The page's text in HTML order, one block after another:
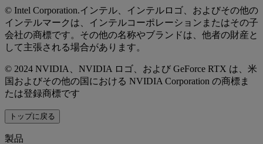
© Intel Corporation.インテル、インテルロゴ、およびその他の
インテルマークは、インテルコーポレーションまたはその子
会社の商標です。その他の名称やブランドは、他者の財産と
して主張される場合があります。
© 2024 NVIDIA、NVIDIA ロゴ、および GeForce RTX は、米
国およびその他の国における NVIDIA Corporation の商標ま
たは登録商標です
トップに戻る
製品